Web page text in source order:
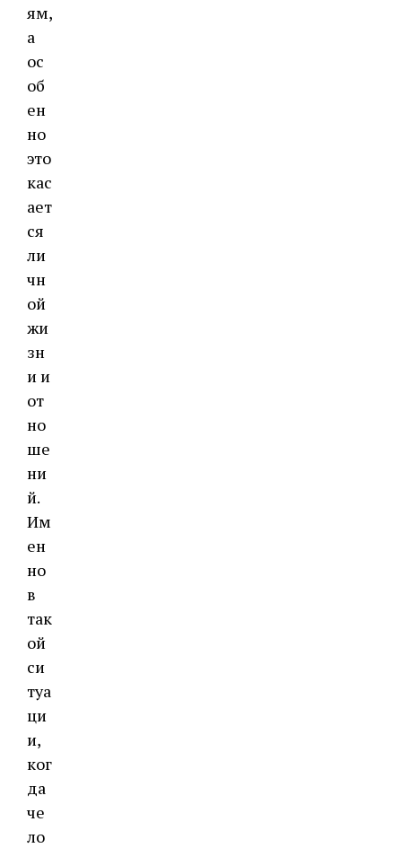
ям,
а
ос
об
ен
но
это
кас
ает
ся
ли
чн
ой
жи
зн
и и
от
но
ше
ни
й.
Им
ен
но
в
так
ой
си
туа
ци
и,
ког
да
че
ло